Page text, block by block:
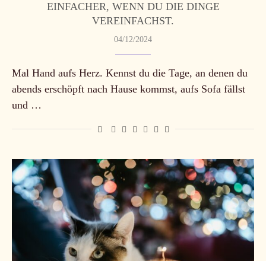
EINFACHER, WENN DU DIE DINGE
VEREINFACHST.
04/12/2024
Mal Hand aufs Herz. Kennst du die Tage, an denen du
abends erschöpft nach Hause kommst, aufs Sofa fällst
und …